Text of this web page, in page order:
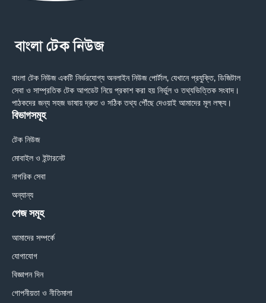
বাংলা টেক নিউজ একটি নির্ভরযোগ্য অনলাইন নিউজ পোর্টাল, যেখানে প্রযুক্তি, ডিজিটাল
সেবা ও সাম্প্রতিক টেক আপডেট নিয়ে প্রকাশ করা হয় নির্ভুল ও তথ্যভিত্তিক সংবাদ।
পাঠকদের জন্য সহজ ভাষায় দ্রুত ও সঠিক তথ্য পৌঁছে দেওয়াই আমাদের মূল লক্ষ্য।
বিভাগসমূহ
টেক নিউজ
মোবাইল ও ইন্টারনেট
নাগরিক সেবা
অন্যান্য
পেজ সমূহ
আমাদের সম্পর্কে
যোগাযোগ
বিজ্ঞাপন দিন
গোপনীয়তা ও নীতিমালা